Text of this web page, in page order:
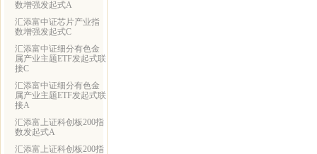
数增强发起式A
汇添富中证芯片产业指
数增强发起式C
汇添富中证细分有色金
属产业主题ETF发起式联
接C
汇添富中证细分有色金
属产业主题ETF发起式联
接A
汇添富上证科创板200指
数发起式A
汇添富上证科创板200指